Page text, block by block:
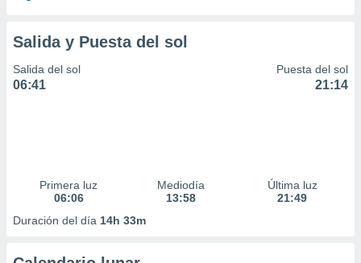
Salida y Puesta del sol
Salida del sol
06:41
Puesta del sol
21:14
Primera luz
06:06
Mediodía
13:58
Última luz
21:49
Duración del día 14h 33m